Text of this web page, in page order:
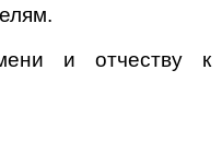
и отчеству к